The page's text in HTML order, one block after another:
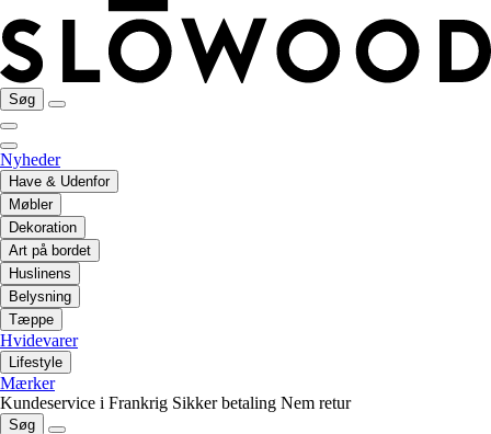
Søg
Nyheder
Have & Udenfor
Møbler
Dekoration
Art på bordet
Huslinens
Belysning
Tæppe
Hvidevarer
Lifestyle
Mærker
Kundeservice i Frankrig Sikker betaling Nem retur
Søg